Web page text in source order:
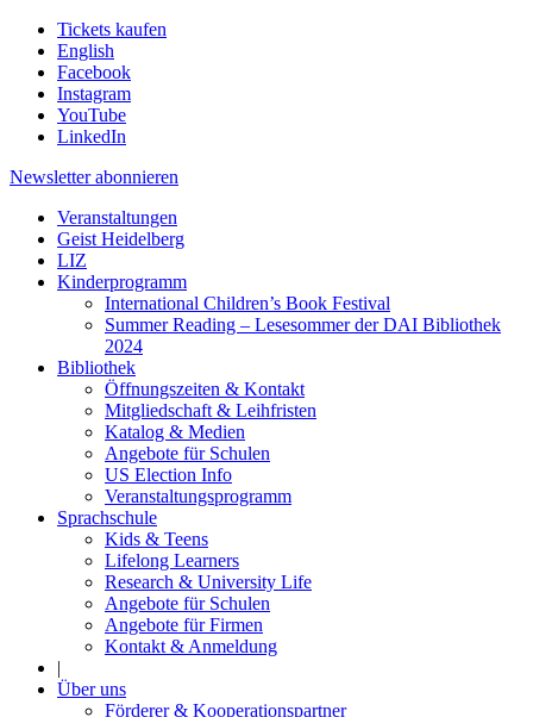
Tickets kaufen
English
Facebook
Instagram
YouTube
LinkedIn
Newsletter abonnieren
Veranstaltungen
Geist Heidelberg
LIZ
Kinderprogramm
International Children’s Book Festival
Summer Reading – Lesesommer der DAI Bibliothek
2024
Bibliothek
Öffnungszeiten & Kontakt
Mitgliedschaft & Leihfristen
Katalog & Medien
Angebote für Schulen
US Election Info
Veranstaltungsprogramm
Sprachschule
Kids & Teens
Lifelong Learners
Research & University Life
Angebote für Schulen
Angebote für Firmen
Kontakt & Anmeldung
|
Über uns
Förderer & Kooperationspartner